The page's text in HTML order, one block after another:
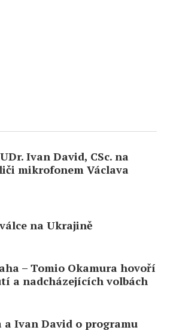
Ivan David, CSc. na
mikrofonem Václava
na Ukrajině
– Tomio Okamura hovoří
a nadcházejících volbách
a Ivan David o programu